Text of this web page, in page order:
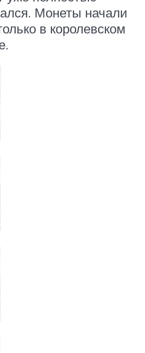
Монеты начали
в королевском